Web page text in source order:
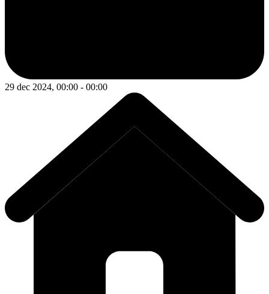
29 dec 2024, 00:00 - 00:00